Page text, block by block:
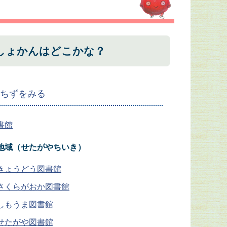
ょかんはどこかな？
ずをみる
館
域（せたがやちいき）
ょうどう図書館
くらがおか図書館
もうま図書館
たがや図書館